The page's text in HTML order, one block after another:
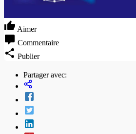
Aimer
Commentaire
Publier
Partager avec: